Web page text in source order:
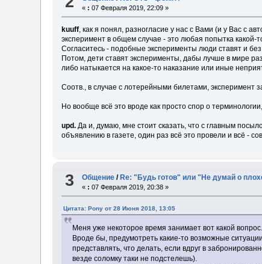
« : 07 Февраля 2019, 22:09 »
kuuff, как я понял, разногласие у нас с Вами (и у Вас с
эксперимент в общем случае - это любая попытка какой-
Согласитесь - подобные эксперименты люди ставят и
Потом, дети ставят эксперименты, дабы лучше в мире
либо натыкается на какое-то наказание или иные
Соотв., в случае с лотерейными билетами, эксперимент
Но вообще всё это вроде как просто спор о
upd. Да и, думаю, мне стоит сказать, что с главным
объявлению в газете, один раз всё это провели и всё -
3 Общение /Re: "Будь готов" или "Не думай о
« : 07 Февраля 2019, 20:38 »
Цитата: Pony от 28 Июня 2018, 13:05
Меня уже некоторое время занимает вот какой вопрос.
Вроде бы, предумотреть какие-то возможные
представлять, что делать, если вдруг в
везде соломку таки не подстелешь).